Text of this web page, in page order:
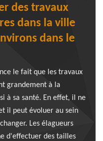
des travaux
dans la ville
dans le
le fait que les travaux
grandement à la
à sa santé. En effet, il ne
il peut évoluer au sein
Les élagueurs
d'effectuer des tailles